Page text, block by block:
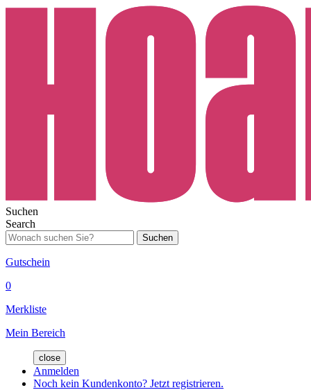
Suchen
Search
Suchen
Gutschein
0
Merkliste
Mein Bereich
close
Anmelden
Noch kein Kundenkonto? Jetzt registrieren.